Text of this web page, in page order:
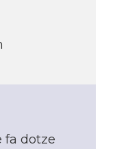
fa dotze